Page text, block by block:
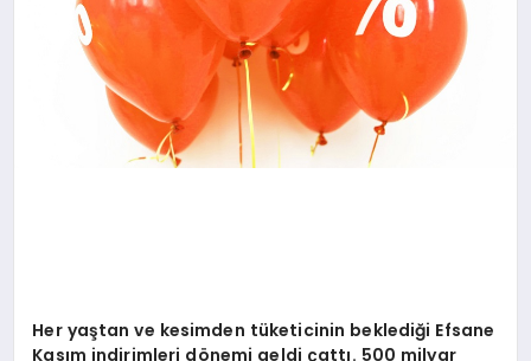
Her yaştan ve kesimden tüketicinin beklediği Efsane
Kasım indirimleri dönemi geldi çattı. 500 milyar